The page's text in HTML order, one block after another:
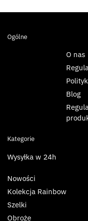
Ogólne
O nas
Blog
Kategorie
Wysyłka w 24h
Nowości
Kolekcja Rainbow
Szelki
Obroże